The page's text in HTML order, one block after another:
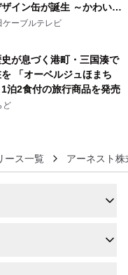
イン缶が誕生 ～かわいい
と秋田の四季と名所を巡
～ 9月1日(火)秋田県内で
ケーブルテレビ
が息づく港町・三国湊で
を 「オーベルジュほまち
2食付の旅行商品を発売
ど
ース一覧 アーネスト株